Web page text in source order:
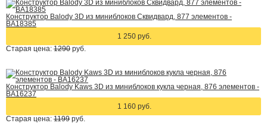
Конструктор Balody 3D из миниблоков Сквидвард, 877 элементов -
BA18385
1 250 руб.
Старая цена: 1290 руб.
Конструктор Balody Kaws 3D из миниблоков кукла черная, 876 элементов -
BA16237
1 160 руб.
Старая цена: 1199 руб.